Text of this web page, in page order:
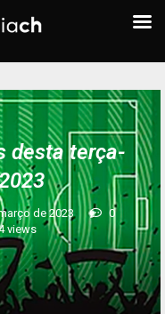
desta terça-
março de 2023
0
views